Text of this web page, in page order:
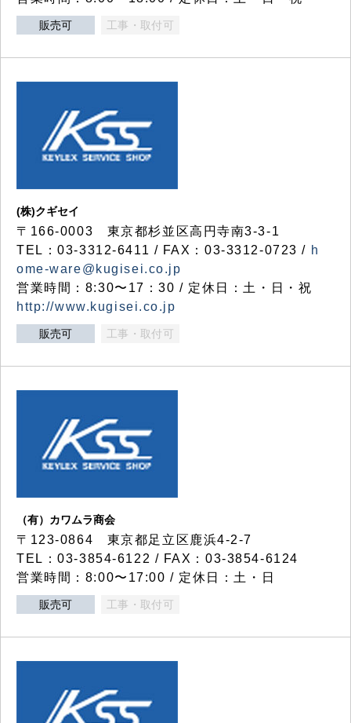
販売可 工事・取付可
(株)クギセイ
〒166-0003 東京都杉並区高円寺南3-3-1
TEL：03-3312-6411 / FAX：03-3312-0723 / h
ome-ware@kugisei.co.jp
営業時間：8:30〜17：30 / 定休日：土・日・祝
http://www.kugisei.co.jp
販売可 工事・取付可
（有）カワムラ商会
〒123-0864 東京都足立区鹿浜4-2-7
TEL：03-3854-6122 / FAX：03-3854-6124
営業時間：8:00〜17:00 / 定休日：土・日
販売可 工事・取付可